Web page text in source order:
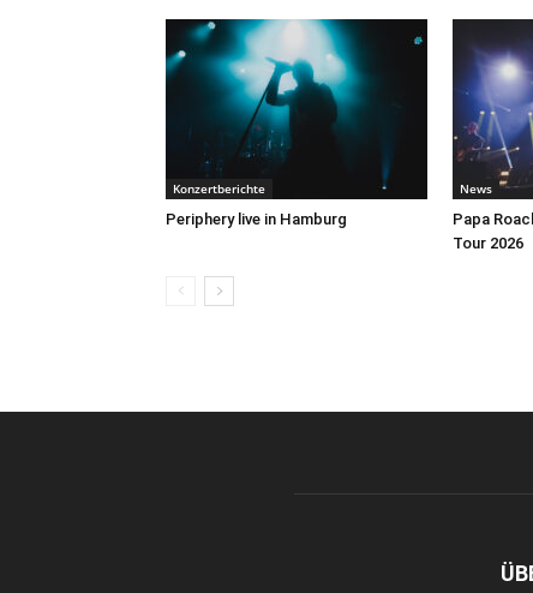
Konzertberichte
Periphery live in Hamburg
News
Papa
Tour 2026